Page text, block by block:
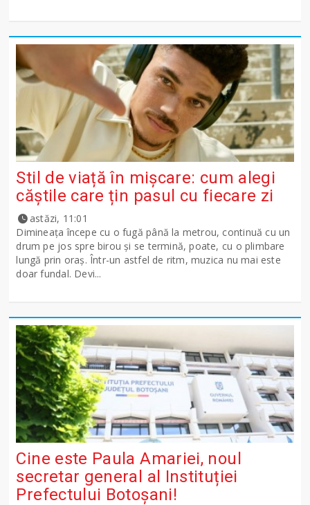
Stil de viață în mișcare: cum alegi
căștile care țin pasul cu fiecare zi
astăzi, 11:01
Dimineața începe cu o fugă până la metrou, continuă cu un
drum pe jos spre birou și se termină, poate, cu o plimbare
lungă prin oraș. Într-un astfel de ritm, muzica nu mai este
doar fundal. Devi...
Cine este Paula Amariei, noul
secretar general al Instituției
Prefectului Botoșani!